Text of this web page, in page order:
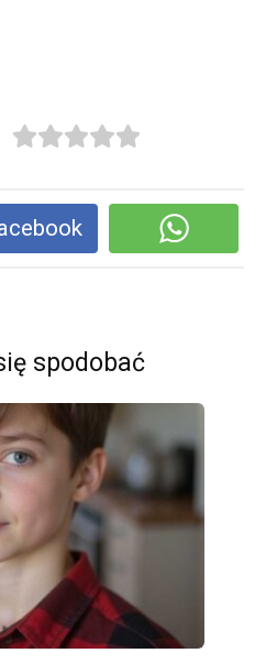
spodobać